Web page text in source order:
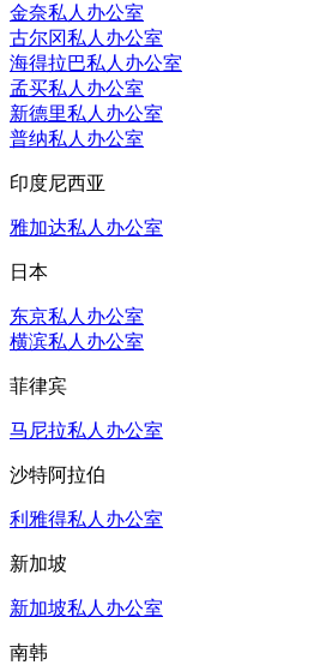
金奈私人办公室
古尔冈私人办公室
海得拉巴私人办公室
孟买私人办公室
新德里私人办公室
普纳私人办公室
印度尼西亚
雅加达私人办公室
日本
东京私人办公室
横滨私人办公室
菲律宾
马尼拉私人办公室
沙特阿拉伯
利雅得私人办公室
新加坡
新加坡私人办公室
南韩